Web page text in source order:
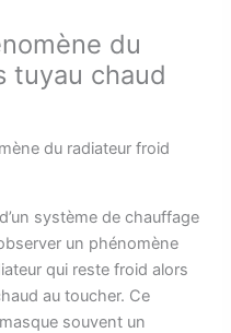
du
tuyau chaud
du radiateur froid
système de chauffage
un phénomène
qui reste froid alors
au toucher. Ce
souvent un